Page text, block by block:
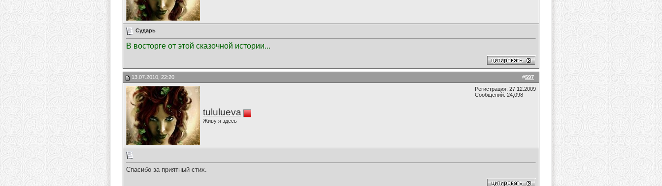
Сударь
В восторге от этой сказочной истории...
#597
13.07.2010, 22:20
tululueva
Живу я здесь
Регистрация: 27.12.2009
Сообщений: 24,098
Спасибо за приятный стих.